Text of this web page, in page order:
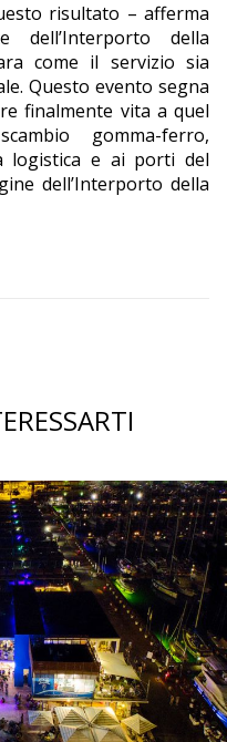
risultato – afferma
dell’Interporto della
come il servizio sia
Questo evento segna
finalmente vita a quel
gomma-ferro,
logistica e ai porti del
dell’Interporto della